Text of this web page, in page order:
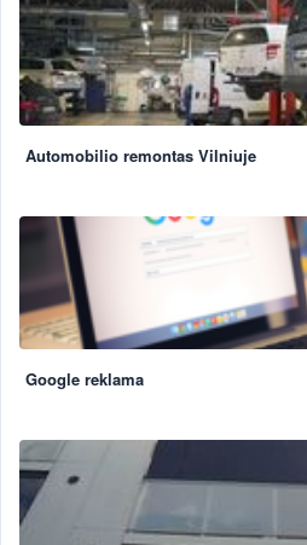
Automobilio remontas Vilniuje
Google reklama